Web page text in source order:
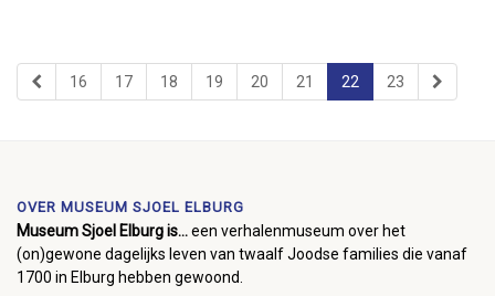
16 17 18 19 20 21 22 23
OVER MUSEUM SJOEL ELBURG
Museum Sjoel Elburg is...een verhalenmuseum over het
(on)gewone dagelijks leven van twaalf Joodse families die vanaf
1700 in Elburg hebben gewoond.